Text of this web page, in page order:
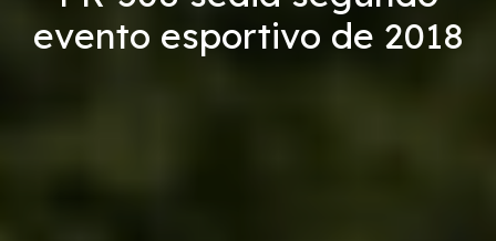
Serviços
evento esportivo de 2018